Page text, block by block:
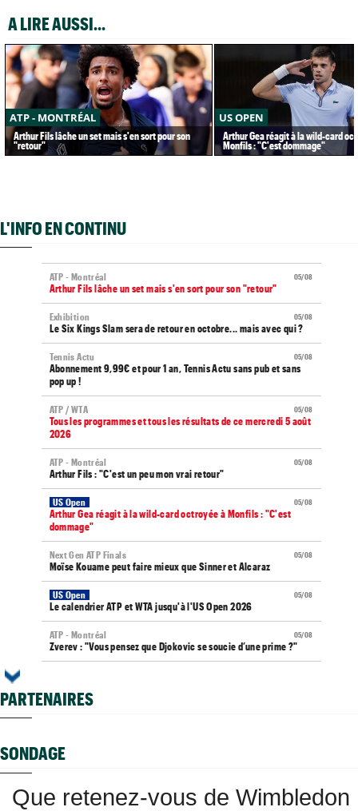
A LIRE AUSSI...
ATP - MONTRÉAL
Arthur Fils lâche un set mais s'en sort pour son
"retour"
US OPEN
Arthur Gea réagit à la wild-card
Monfils : "C'est dommage"
L'INFO EN CONTINU
05/08
ATP - Montréal
Arthur Fils lâche un set mais s'en sort pour son "retour"
05/08
Exhibition
Le Six Kings Slam sera de retour en octobre... mais avec qui ?
05/08
Tennis Actu
Abonnement 9,99€ et pour 1 an, Tennis Actu sans pub et sans
pop up !
05/08
ATP / WTA
Tous les programmes et tous les résultats de ce mercredi 5 août
2026
05/08
ATP - Montréal
Arthur Fils : "C'est un peu mon vrai retour"
05/08
US Open
Arthur Gea réagit à la wild-card octroyée à Monfils : "C'est
dommage"
05/08
Next Gen ATP Finals
Moïse Kouame peut faire mieux que Sinner et Alcaraz
05/08
US Open
Le calendrier ATP et WTA jusqu'à l'US Open 2026
05/08
ATP - Montréal
Zverev : "Vous pensez que Djokovic se soucie d’une prime ?"
Vancouver (CH)
05/08
Jeunes
Les Bleus U16 montent sur le podium au Touquet
PARTENAIRES
SONDAGE
Que retenez-vous de Wimbledon